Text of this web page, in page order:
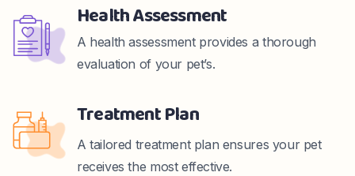
Health Assessment
A health assessment provides a thorough
evaluation of your pet’s.
Treatment Plan
A tailored treatment plan ensures your pet
receives the most effective.